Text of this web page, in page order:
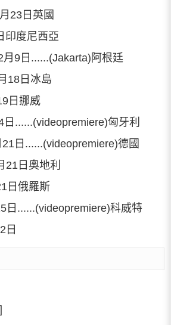
23日英國
印度尼西亞
9日......(Jakarta)阿根廷
18日冰島
日挪威
......(videopremiere)匈牙利
日......(videopremiere)德國
21日奧地利
日俄羅斯
日......(videopremiere)科威特
日